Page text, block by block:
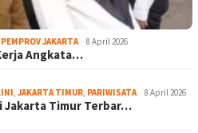
PEMPROV JAKARTA 8 April 2026
Angkata…
JAKARTA TIMUR PARIWISATA 8 April 2026
Jakarta Timur Terbar…